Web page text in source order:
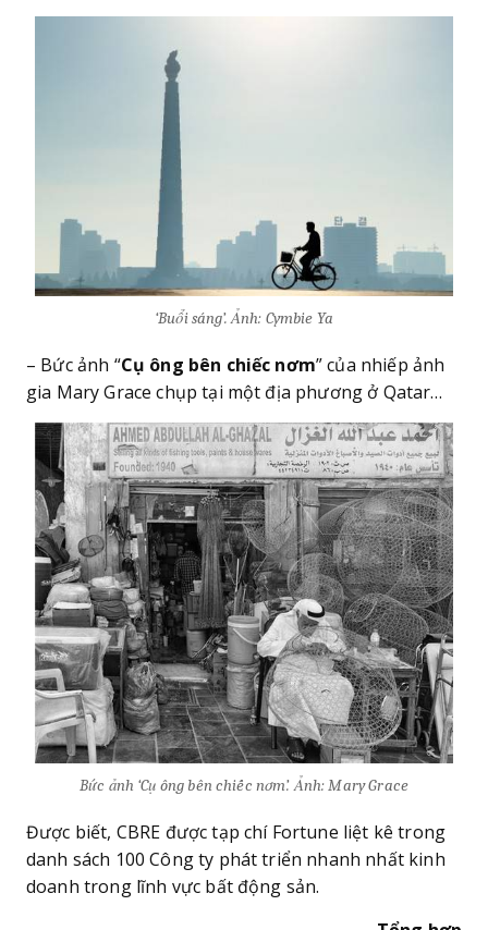
‘Buổi sáng’. Ảnh: Cymbie Ya
– Bức ảnh “Cụ ông bên chiếc nơm” của nhiếp ảnh
gia Mary Grace chụp tại một địa phương ở Qatar…
Bức ảnh ‘Cụ ông bên chiếc nơm’. Ảnh: Mary Grace
Được biết, CBRE được tạp chí Fortune liệt kê trong
danh sách 100 Công ty phát triển nhanh nhất kinh
doanh trong lĩnh vực bất động sản.